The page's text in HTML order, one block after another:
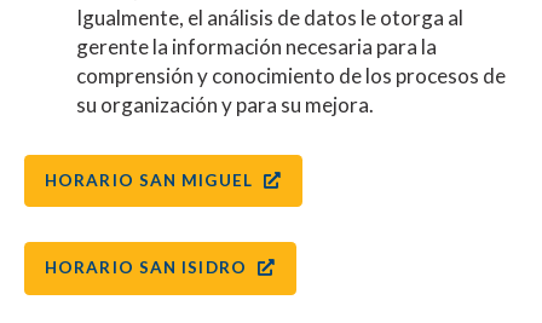
Igualmente, el análisis de datos le otorga al
gerente la información necesaria para la
comprensión y conocimiento de los procesos de
su organización y para su mejora.
HORARIO SAN MIGUEL
HORARIO SAN ISIDRO